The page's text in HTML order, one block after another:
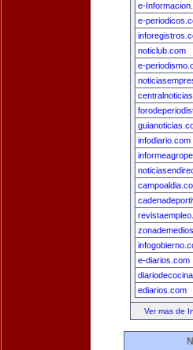
e-
e-
noticlub.com
e-
infodiario.com
e-diarios.com
ediarios.com
Ver mas de